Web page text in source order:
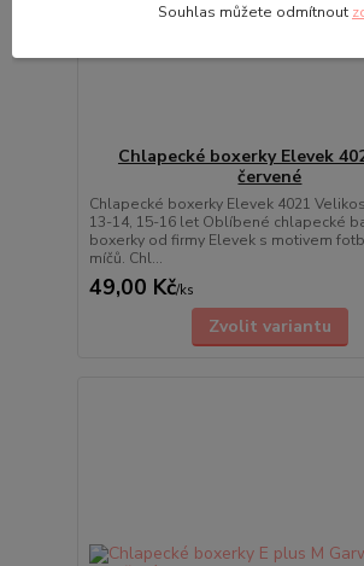
Chlapecké boxerky Elevek
červené
Chlapecké boxerky Elevek 4021
13-14, 15-16 let Oblíbené chlapecké
boxerky od firmy Elevek s motivem
míčů. Chl...
49,00 Kč/ks
Zvolit variantu
Souhlas můžete odmítnout